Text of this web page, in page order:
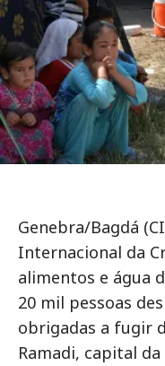
Genebra/Bagdá
Internacional da
alimentos e água
20 mil pessoas
obrigadas a fugir
Ramadi, capital